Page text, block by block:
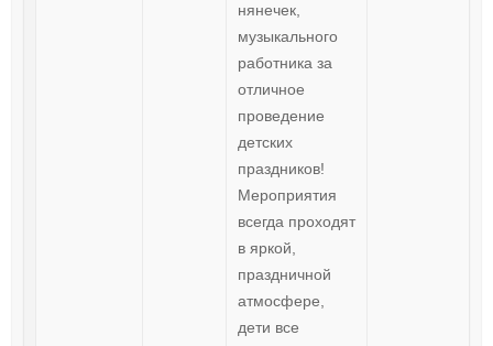
нянечек,
музыкального
работника за
отличное
проведение
детских
праздников!
Мероприятия
всегда проходят
в яркой,
праздничной
атмосфере,
дети все